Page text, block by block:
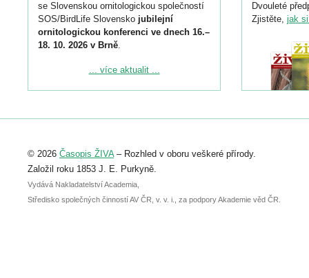
se Slovenskou ornitologickou společností
SOS/BirdLife Slovensko jubilejní
ornitologickou konferenci ve dnech 16.–
18. 10. 2026 v Brně.
Podrobnější informace ke konferenci
Registrovat se můžete do 6. září.
abstraktu přihlášené přednášky nebo
posteru je už 30. června.
... více aktualit ...
Dvouleté
Zjistěte, jak
© 2026 Časopis ŽIVA– Rozhled v oboru veškeré přírody.
Založil roku 1853 J. E. Purkyně.
Vydává Nakladatelství Academia,
Středisko společných činností AV ČR, v. v. i., za podpory Akademie věd ČR.